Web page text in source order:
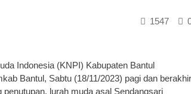
1547
Indonesia (KNPI) Kabupaten Bantul
Bantul, Sabtu (18/11/2023) pagi dan berakhir
penutupan, lurah muda asal Sendangsari